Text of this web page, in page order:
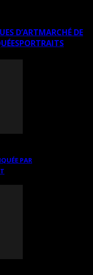
D’ARTMARCHÉ DE
PORTRAITS
PAR